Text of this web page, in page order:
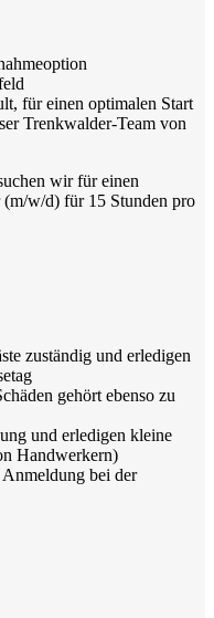
für einen optimalen Start
Trenkwalder-Team von
wir für einen
(m/w/d) für 15 Stunden pro
zuständig und erledigen
gehört ebenso zu
und erledigen kleine
Handwerkern)
bei der